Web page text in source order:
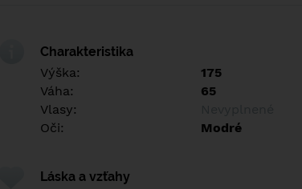
Charakteristika
Výška:
175
Váha:
65
Vlasy:
Oči:
Modré
Láska a vzťahy